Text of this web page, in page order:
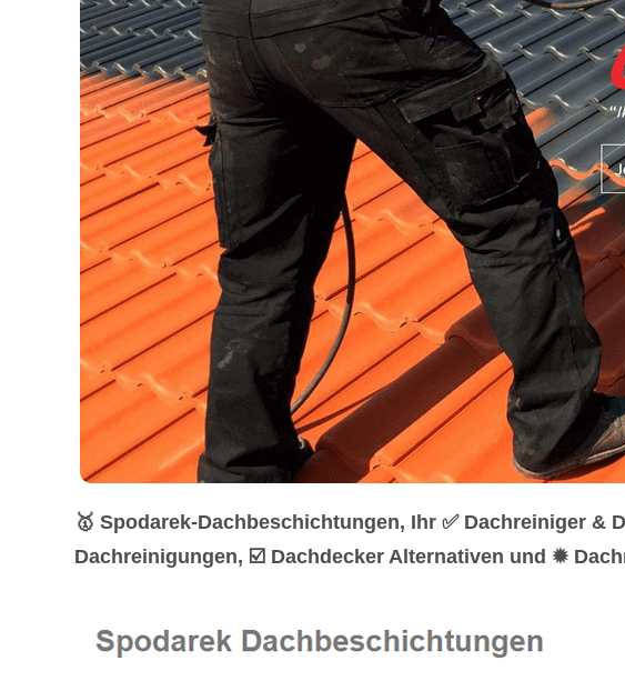
🥇 Spodarek-Dachbeschichtungen, Ihr ✅ Dachreiniger
Dachreinigungen, ☑️ Dachdecker Alternativen und ✹